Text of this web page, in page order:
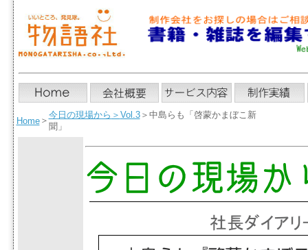
Home＞
今日の現場から ＞ Vol.3＞中島らも「啓蒙かまぼこ新
聞」